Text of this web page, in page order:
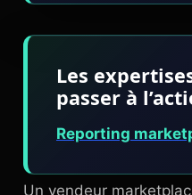
Les
passer à
Reporting
Un vendeur